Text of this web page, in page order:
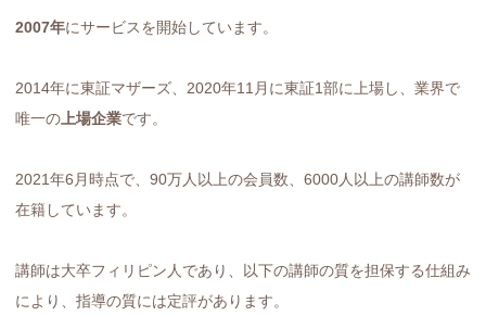
2007年にサービスを開始しています。
2014年に東証マザーズ、2020年11月に東証1部に上場し、業界で
唯一の 上場企業です。
2021年6月時点で、90万人以上の会員数、6000人以上の講師数が
在籍しています。
講師は大卒フィリピン人であり、以下の講師の質を担保する仕組み
により、指導の質には定評があります。